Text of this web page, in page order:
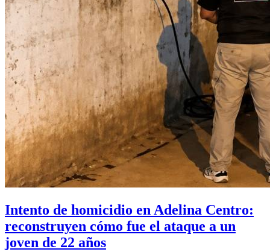
Intento de homicidio en Adelina Centro:
reconstruyen cómo fue el ataque a un
joven de 22 años